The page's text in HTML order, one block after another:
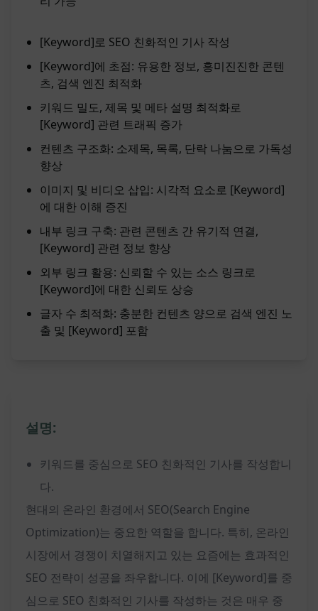
[Keyword]로 SEO 친화적인 기사 작성
[Keyword]에 초점: 유용한 정보, 흥미진진한 콘텐
츠, 검색 엔진 최적화
키워드 밀도, 제목 및 메타 설명 최적화로
[Keyword] 관련 트래픽 증가
컨텐츠 구조화: 소제목, 목록, 단락 나눔으로 가독성
향상
이미지 및 비디오 삽입: 시각적 요소로 [Keyword]
에 대한 이해 증진
내부 링크 구축: 관련 콘텐츠 간 유기적 연결,
[Keyword] 관련 정보 향상
외부 링크 활용: 신뢰할 수 있는 소스 링크로
[Keyword]에 대한 신뢰도 상승
글자 수 최적화: 충분한 컨텐츠 양으로 검색 엔진 노
출 및 [Keyword] 포함
설명:
키워드를 중심으로 SEO 친화적인 기사를 작성합니
다.
현대의 온라인 환경에서 SEO(Search Engine
Optimization)는 중요한 역할을 합니다. 특히, 온라인
시장에서 경쟁이 치열해지고 있는 요즘에는 효과적인
SEO 전략이 성공을 좌우합니다. 이에 [Keyword]를 중
심으로 SEO 친화적인 기사를 작성하는 것은 매우 중